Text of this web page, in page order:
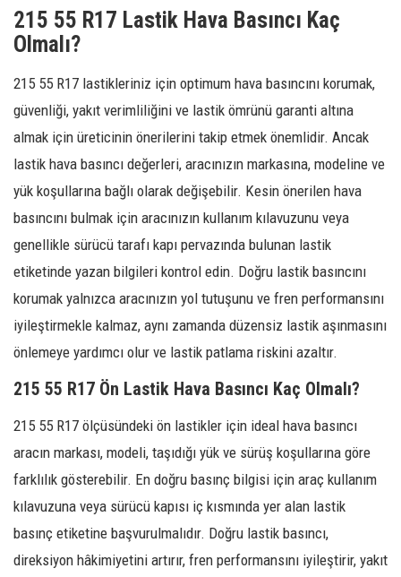
215 55 R17 Lastik Hava Basıncı Kaç
Olmalı?
215 55 R17 lastikleriniz için optimum hava basıncını korumak,
güvenliği, yakıt verimliliğini ve lastik ömrünü garanti altına
almak için üreticinin önerilerini takip etmek önemlidir. Ancak
lastik hava basıncı değerleri, aracınızın markasına, modeline ve
yük koşullarına bağlı olarak değişebilir. Kesin önerilen hava
basıncını bulmak için aracınızın kullanım kılavuzunu veya
genellikle sürücü tarafı kapı pervazında bulunan lastik
etiketinde yazan bilgileri kontrol edin. Doğru lastik basıncını
korumak yalnızca aracınızın yol tutuşunu ve fren performansını
iyileştirmekle kalmaz, aynı zamanda düzensiz lastik aşınmasını
önlemeye yardımcı olur ve lastik patlama riskini azaltır.
215 55 R17 Ön Lastik Hava Basıncı Kaç Olmalı?
215 55 R17 ölçüsündeki ön lastikler için ideal hava basıncı
aracın markası, modeli, taşıdığı yük ve sürüş koşullarına göre
farklılık gösterebilir. En doğru basınç bilgisi için araç kullanım
kılavuzuna veya sürücü kapısı iç kısmında yer alan lastik
basınç etiketine başvurulmalıdır. Doğru lastik basıncı,
direksiyon hâkimiyetini artırır, fren performansını iyileştirir, yakıt